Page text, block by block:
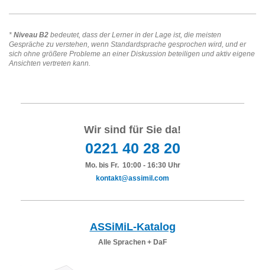
* Niveau B2 bedeutet, dass der Lerner in der Lage ist, die meisten
Gespräche zu verstehen, wenn Standardsprache gesprochen wird, und er
sich ohne größere Probleme an einer Diskussion beteiligen und aktiv eigene
Ansichten vertreten kann.
Wir sind für Sie da!
0221 40 28 20
Mo. bis Fr. 10:00 - 16:30 Uhr
kontakt@assimil.com
ASSiMiL-Katalog
Alle Sprachen + DaF